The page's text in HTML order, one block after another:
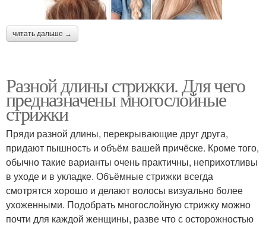
читать дальше →
Разной длины стрижки. Для чего
предназначены многослойные
стрижки
Пряди разной длины, перекрывающие друг друга,
придают пышность и объём вашей причёске. Кроме того,
обычно такие варианты очень практичны, неприхотливы
в уходе и в укладке. Объёмные стрижки всегда
смотрятся хорошо и делают волосы визуально более
ухоженными. Подобрать многослойную стрижку можно
почти для каждой женщины, разве что с осторожностью